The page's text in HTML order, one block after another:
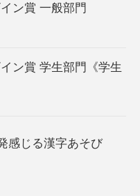
ン賞 一般部門
ン賞 学生部門《学生
感じる漢字あそび